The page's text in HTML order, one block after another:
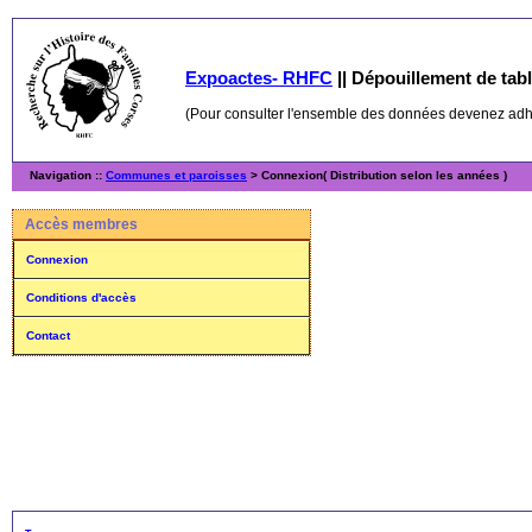
Expoactes- RHFC || Dépouillement de
(Pour consulter l'ensemble des données devenez
Navigation :: Communes et paroisses > Connexion( Distribution selon les années )
Accès membres
Connexion
Conditions d'accès
Contact